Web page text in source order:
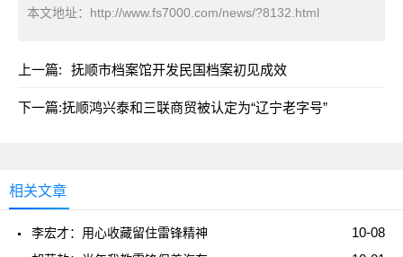
本文地址： http://www.fs7000.com/news/?8132.html
上一篇: 抚顺市档案馆开发民国档案初见成效
下一篇:抚顺鸿兴泰和三联商贸被认定为“辽宁老字号”
相关文章
10-08
李宏才：用心收藏留住雷锋精神